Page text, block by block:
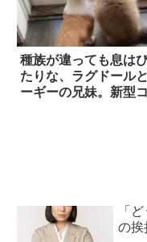
種族が違っても息は
たりな、ラグドール
ーギーの兄妹。新型
「
の